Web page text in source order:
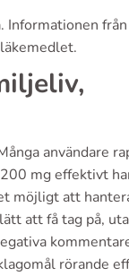
Informationen
användare
200 mg effektivt
möjligt att
att få tag på,
rörande